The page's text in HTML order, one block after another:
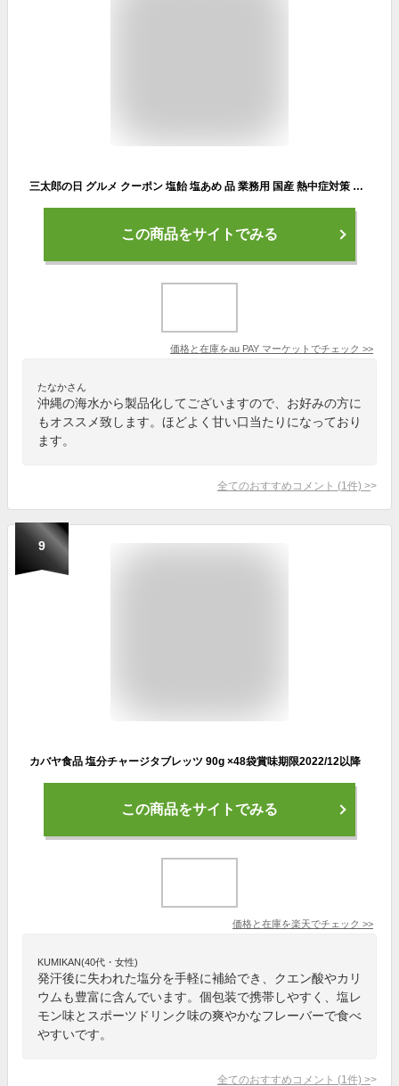
三太郎の日 グルメ クーポン 塩飴 塩あめ 品 業務用 国産 熱中症対策 マスク熱中症 日射病 熱中症 予防 対策 スポーツ 塩分 キャンディ
この商品をサイトでみる
価格と在庫をau PAY マーケット でチェック >>
たなかさん
沖縄の海水から製品化してございますので、お好みの方に
もオススメ致します。ほどよく甘い口当たりになっており
ます。
全てのおすすめコメント (1 件) >
9
カバヤ食品 塩分チャージタブレッツ 90g ×48袋賞味期限2022/12以降
この商品をサイトでみる
価格と在庫を楽天でチェック >>
KUMIKAN(40代・女性)
発汗後に失われた塩分を手軽に補給でき、クエン酸やカリ
ウムも豊富に含んでいます。個包装で携帯しやすく、塩レ
モン味とスポーツドリンク味の爽やかなフレーバーで食べ
やすいです。
全てのおすすめコメント (1 件) >